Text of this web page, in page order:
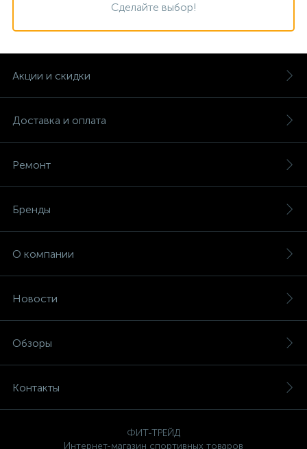
Сделайте выбор!
Акции и скидки
Доставка и оплата
Ремонт
Бренды
О компании
Новости
Обзоры
Контакты
ФИТ-ТРЕЙД
Интернет-магазин спортивных товаров